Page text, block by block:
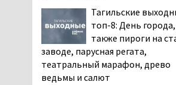
Тагильские
топ-8: День города,
также пироги на
заводе, парусная регата,
театральный марафон, древо
ведьмы и салют